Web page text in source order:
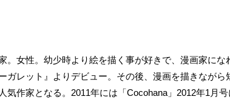
。女性。幼少時より絵を描く事が好きで、漫画家に
ガレット』よりデビュー。その後、漫画を描きなが
気作家となる。2011年には「Cocohana」2012年1月号